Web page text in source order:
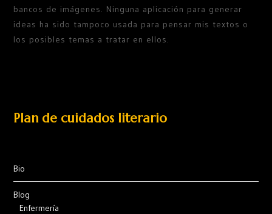
bancos de imágenes. Ninguna aplicación para generar
ideas ha sido tampoco usada para pensar mis textos o
los posibles temas a tratar en ellos.
Plan de cuidados literario
Bio
Blog
Enfermería